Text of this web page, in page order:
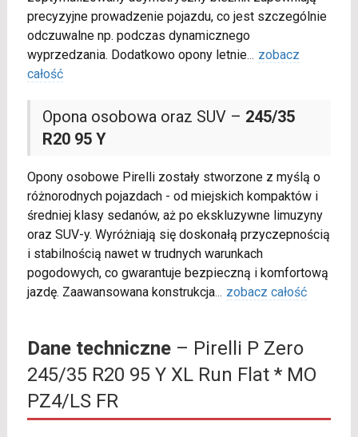
precyzyjne prowadzenie pojazdu, co jest szczególnie
odczuwalne np. podczas dynamicznego
wyprzedzania. Dodatkowo opony letnie... zobacz
całość
Opona osobowa oraz SUV – 245/35
R20 95 Y
Opony osobowe Pirelli zostały stworzone z myślą o
różnorodnych pojazdach - od miejskich kompaktów i
średniej klasy sedanów, aż po ekskluzywne limuzyny
oraz SUV-y. Wyróżniają się doskonałą przyczepnością
i stabilnością nawet w trudnych warunkach
pogodowych, co gwarantuje bezpieczną i komfortową
jazdę. Zaawansowana konstrukcja... zobacz całość
Dane techniczne– Pirelli P Zero
245/35 R20 95 Y XL Run Flat * MO
PZ4/LS FR